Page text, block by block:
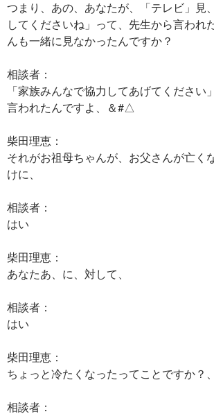
つまり、あの、あなたが、「テレビ」見
してくださいね」って、先生から言われ
んも一緒に見なかったんですか？
相談者：
「家族みんなで協力してあげてください
言われたんですよ、＆#△
柴田理恵：
それがお祖母ちゃんが、お父さんが亡く
けに、
相談者：
はい
柴田理恵：
あなたあ、に、対して、
相談者：
はい
柴田理恵：
ちょっと冷たくなったってことですか？
相談者：